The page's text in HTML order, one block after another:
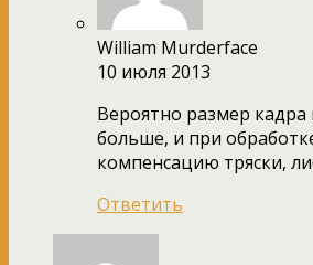
William Murderface
10 июля 2013
Вероятно размер кадра
больше, и при
компенсацию тряски,
Ответить